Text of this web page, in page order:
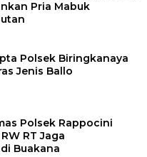
Pria Mabuk
Polsek Biringkanaya
Jenis Ballo
Polsek Rappocini
RT Jaga
Buakana